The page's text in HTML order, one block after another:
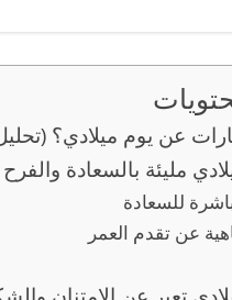
عن يوم ميلادي؟
مليئة بالسعادة والفرح
للسعادة
عن تقدم العمر